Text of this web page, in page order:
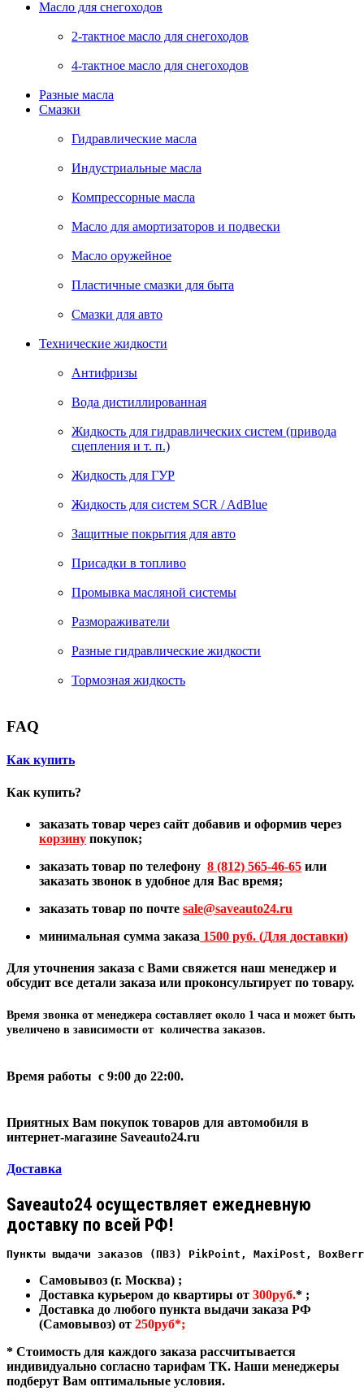
Масло для снегоходов
2-тактное масло для снегоходов
4-тактное масло для снегоходов
Разные масла
Смазки
Гидравлические масла
Индустриальные масла
Компрессорные масла
Масло для амортизаторов и подвески
Масло оружейное
Пластичные смазки для быта
Смазки для авто
Технические жидкости
Антифризы
Вода дистиллированная
Жидкость для гидравлических систем (привода
сцепления и т. п.)
Жидкость для ГУР
Жидкость для систем SCR / AdBlue
Защитные покрытия для авто
Присадки в топливо
Промывка масляной системы
Размораживатели
Разные гидравлические жидкости
Тормозная жидкость
FAQ
Как купить
Как купить?
заказать товар через сайт добавив и оформив через
корзину покупок;
заказать товар по телефону 8 (812) 565-46-65 или
заказать звонок в удобное для Вас время;
заказать товар по почте sale@saveauto24.ru
минимальная сумма заказа 1500 руб. (Для доставки)
Для уточнения заказа с Вами свяжется наш менеджер и
обсудит все детали заказа или проконсультирует по товару.
Время звонка от менеджера составляет около 1 часа и может быть
увеличено в зависимости от количества заказов.
Время работы с 9:00 до 22:00.
Приятных Вам покупок товаров для автомобиля в
интернет-магазине Saveauto24.ru
Доставка
Saveauto24 осуществляет ежедневную
доставку по всей РФ!
Пункты выдачи заказов (ПВЗ) PikPoint, MaxiPost,
Самовывоз (г. Москва) ;
Доставка курьером до квартиры от 300руб.* ;
Доставка до любого пункта выдачи заказа РФ
(Самовывоз) от 250руб*;
* Стоимость для каждого заказа рассчитывается
индивидуально согласно тарифам ТК. Наши менеджеры
подберут Вам оптимальные условия.